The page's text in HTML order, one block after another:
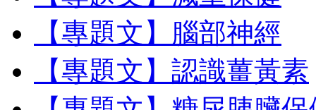
【專題文】腦部神經
【專題文】認識薑黃素